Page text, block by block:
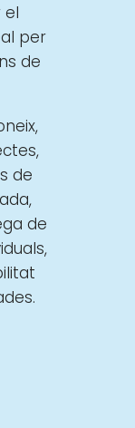
el
per
de
de
de